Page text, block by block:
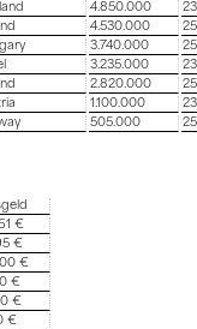
4.850.000
23
4.530.000
25
3.740.000
25
3.235.000
23
2.820.000
25
1.100.000
23
505.000 25
€
€
€
€
€
€